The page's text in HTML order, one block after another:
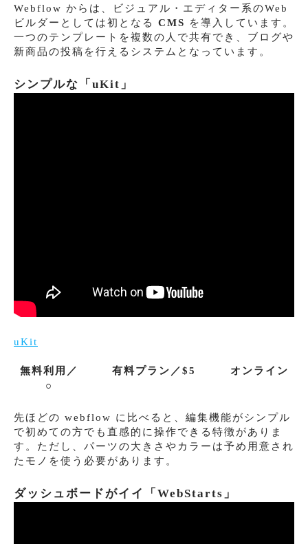
Webflow からは、ビジュアル・エディター系のWeb
ビルダーとしては初となる CMS
を導入しています。
一つのテンプレートを複数の人で共有でき、ブログや
新商品の投稿を行えるシステムとなっています。
シンプルな「uKit」
uKit
無料利用／
○
有料プラン／$5 オンライン
先ほどの webflow に比べると、編集機能がシンプル
で初めての方でも直感的に操作できる特徴がありま
す。ただし、パーツの大きさやカラーは予め用意され
たモノを使う必要があります。
ダッシュボードがイイ「WebStarts」